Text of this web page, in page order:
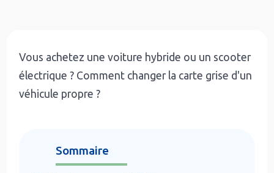
Vous achetez une voiture hybride ou un scooter
électrique ? Comment changer la carte grise d'un
véhicule propre ?
Sommaire